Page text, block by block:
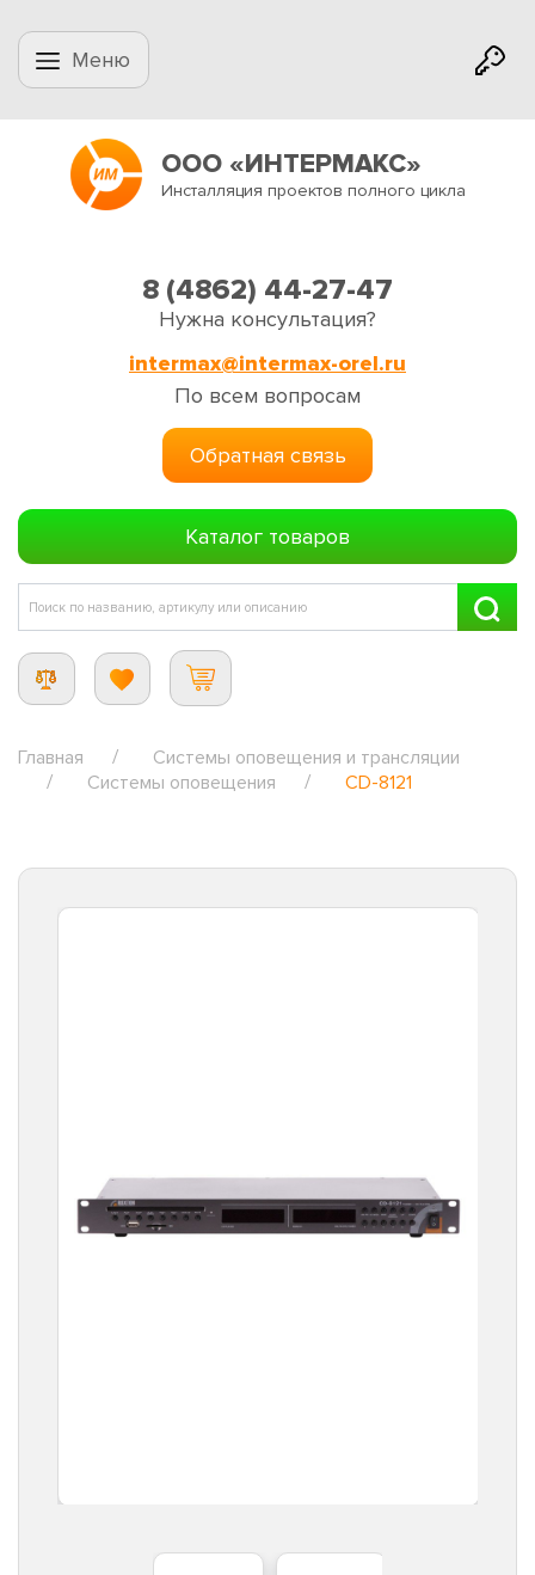
Меню
ООО «ИНТЕРМАКС»
Инсталляция проектов полного цикла
8 (4862) 44-27-47
Нужна консультация?
intermax@intermax-orel.ru
По всем вопросам
Обратная связь
Каталог товаров
Главная
Системы оповещения и трансляции
Системы оповещения
CD-8121